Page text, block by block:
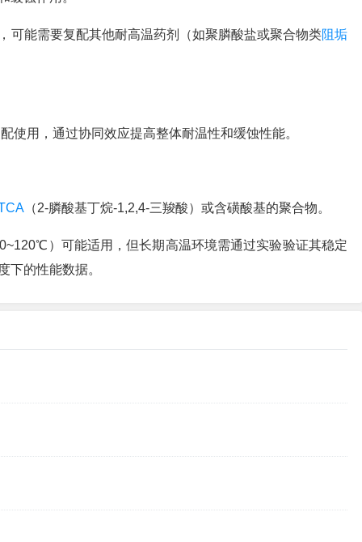
可能需要复配其他耐高温药剂（如聚膦酸盐或聚合物类阻垢
使用，通过协同效应提高整体耐温性和缓蚀性能。
（2-膦酸基丁烷-1,2,4-三羧酸）或含磺酸基的聚合物。
）可能适用，但长期高温环境需通过实验验证其稳定
下的性能数据。